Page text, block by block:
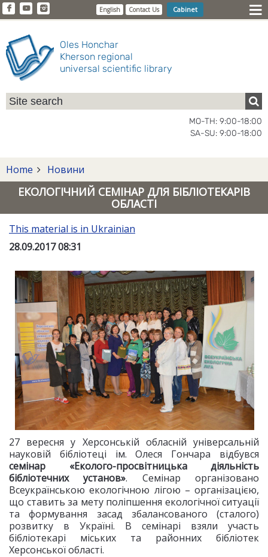
English Contact Us Cabinet
Oles Honchar
Kherson regional
universal scientific library
MO-TH: 9:00-18:00
SA-SU: 9:00-18:00
Home Новини
ЕКОЛОГІЧНИЙ СЕМІНАР ДЛЯ БІБЛІОТЕКАРІВ
ОБЛАСТІ
This material is in Ukrainian
28.09.2017 08:31
27 вересня у Херсонській обласній універсальній
науковій бібліотеці ім. Олеся Гончара відбувся
семінар «Еколого-просвітницька діяльність
бібліотечних установ». Семінар організовано
Всеукраїнською екологічною лігою – організацією,
що ставить за мету поліпшення екологічної ситуації
та формування засад збалансованого (сталого)
розвитку в Україні. В семінарі взяли участь
бібліотекарі міських та районних бібліотек
Херсонської області.